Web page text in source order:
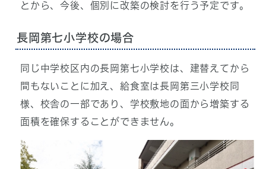
とから、今後、個別に改築の検討を行う予定です。
長岡第七小学校の場合
同じ中学校区内の長岡第七小学校は、建替えてから
間もないことに加え、給食室は長岡第三小学校同
様、校舎の一部であり、学校敷地の面から増築する
面積を確保することができません。